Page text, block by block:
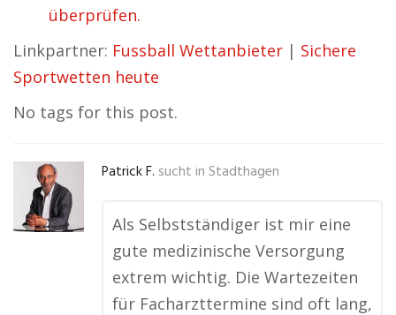
überprüfen.
Linkpartner: Fussball Wettanbieter | Sichere
Sportwetten heute
No tags for this post.
Patrick F. sucht in Stadthagen
Als Selbstständiger ist mir eine
gute medizinische Versorgung
extrem wichtig. Die Wartezeiten
für Facharzttermine sind oft lang,